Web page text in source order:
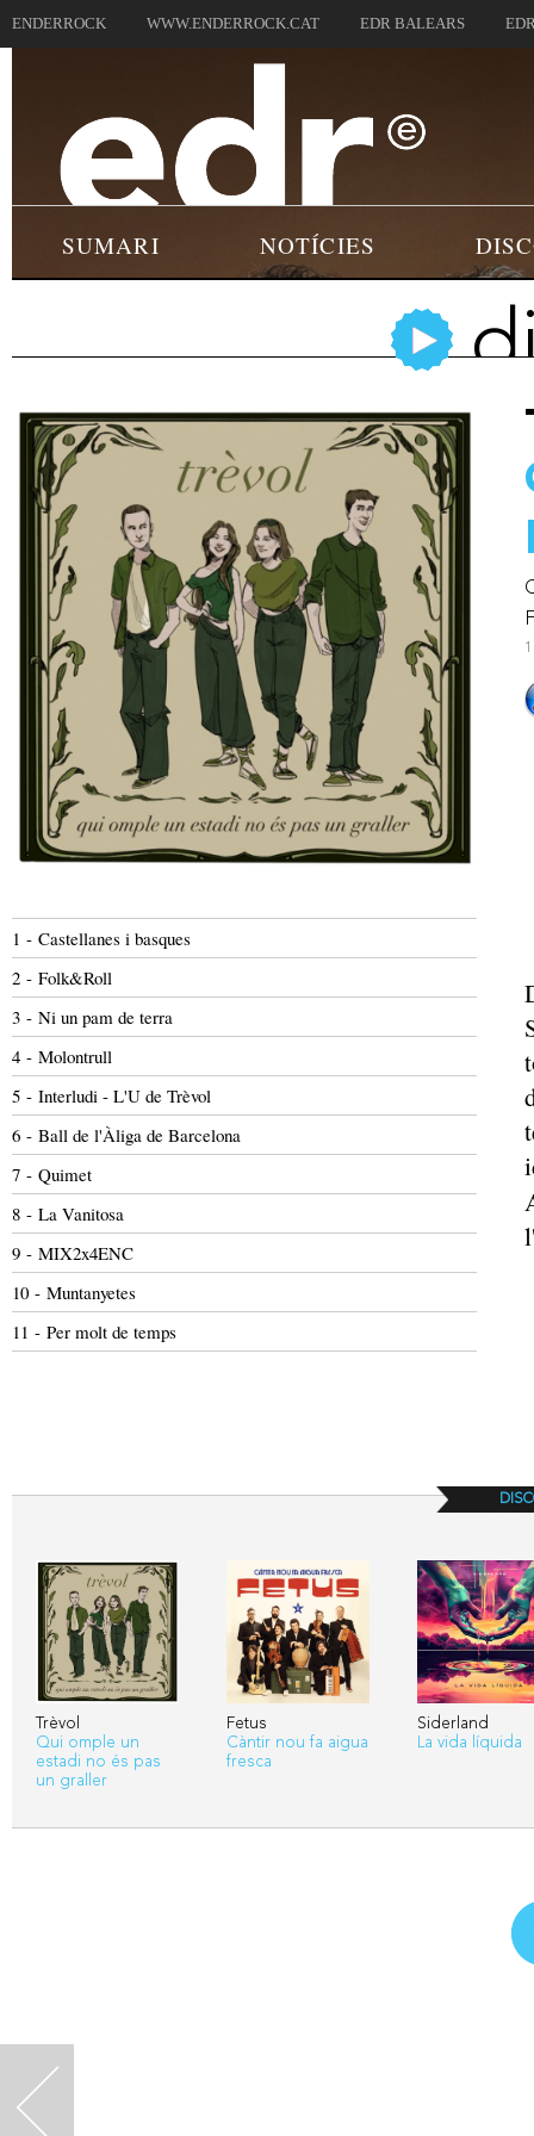
ENDERROCK WWW.ENDERROCK.CAT EDR BALEARS
SUMARI NOTÍCIES
<
1 - Castellanes i basques
2 - Folk&Roll
3 - Ni un pam de terra
4 - Molontrull
5 - Interludi - L'U de Trèvol
6 - Ball de l'Àliga de Barcelona
7 - Quimet
8 - La Vanitosa
9 - MIX2x4ENC
10 - Muntanyetes
11 - Per molt de temps
Trèvol
Qui omple un
estadi no és pas
un graller
Fetus
Càntir nou fa aigua
fresca
Siderland
La vida líquida